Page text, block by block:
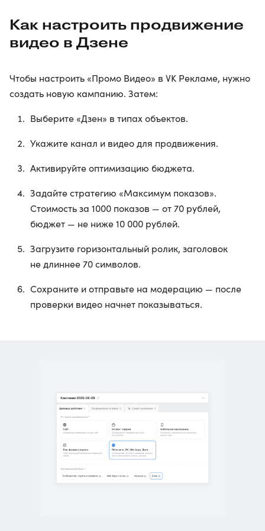
Как настроить продвижение
видео в Дзене
Чтобы настроить «Промо Видео» в VK Рекламе, нужно
создать новую кампанию. Затем:
Выберите «Дзен» в типах объектов.
Укажите канал и видео для продвижения.
Активируйте оптимизацию бюджета.
Задайте стратегию «Максимум показов».
Стоимость за 1000 показов — от 70 рублей,
бюджет — не ниже 10 000 рублей.
Загрузите горизонтальный ролик, заголовок
не длиннее 70 символов.
Сохраните и отправьте на модерацию — после
проверки видео начнет показываться.